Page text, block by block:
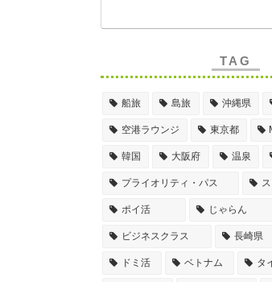
TAG
船旅 島旅 沖縄県
空港ラウンジ 東京都
韓国 大阪府 温泉
プライオリティ・パス
ポイ活 じゃらん
ビジネスクラス 長崎県
ドミ活 ベトナム タ